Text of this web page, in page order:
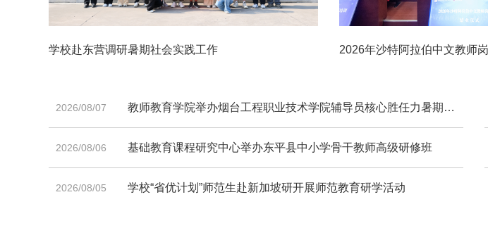
学校赴东营调研暑期社会实践工作
2026/08/07 教师教育学院举办烟台工程职业技术学院辅导员核心胜任力暑期研修班
2026/08/06 基础教育课程研究中心举办东平县中小学骨干教师高级研修班
2026/08/05 学校“省优计划”师范生赴新加坡研开展师范教育研学活动